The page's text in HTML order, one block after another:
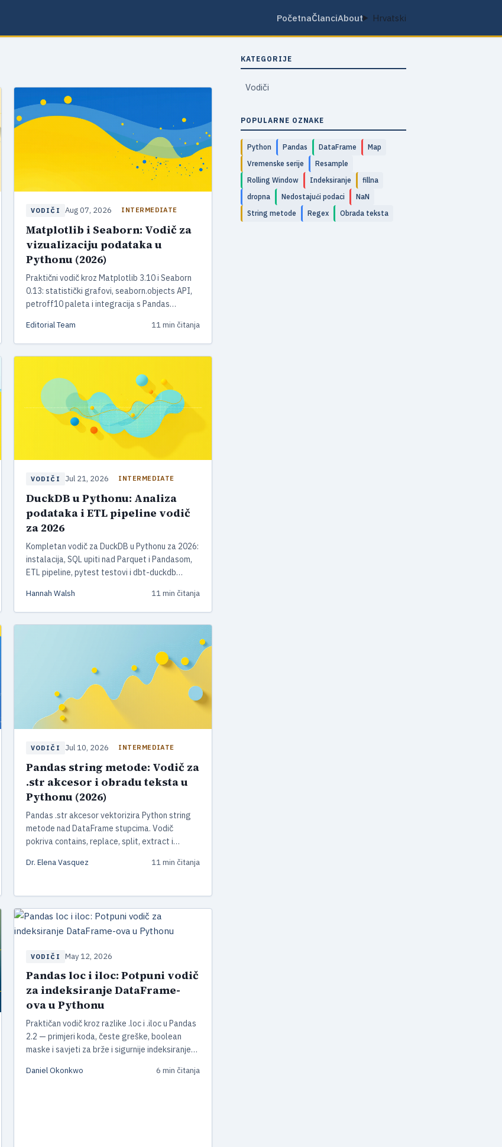
PočetnaČlanciAbout Hrvatski
VODIČI Aug 07, 2026 INTERMEDIATE
Matplotlib i Seaborn: Vodič za
vizualizaciju podataka u
Pythonu (2026)
Praktični vodič kroz Matplotlib 3.10 i Seaborn
0.13: statistički grafovi, seaborn.objects API,
petroff10 paleta i integracija s Pandas
Editorial Team 11 min čitanja
VODIČI Jul 21, 2026 INTERMEDIATE
DuckDB u Pythonu: Analiza
podataka i ETL pipeline vodič
za 2026
Kompletan vodič za DuckDB u Pythonu za 2026:
instalacija, SQL upiti nad Parquet i Pandasom,
ETL pipeline, pytest testovi i dbt-duckdb
Hannah Walsh 11 min čitanja
VODIČI Jul 10, 2026 INTERMEDIATE
Pandas string metode: Vodič za
.str akcesor i obradu teksta u
Pythonu (2026)
Pandas .str akcesor vektorizira Python string
metode nad DataFrame stupcima. Vodič
pokriva contains, replace, split, extract i
koda.
Dr. Elena Vasquez 11 min čitanja
VODIČI May 12, 2026
Pandas loc i iloc: Potpuni vodič
za indeksiranje DataFrame-
ova u Pythonu
Praktičan vodič kroz razlike .loc i .iloc u Pandas
2.2 — primjeri koda, česte greške, boolean
maske i savjeti za brže i sigurnije indeksiranje
Daniel Okonkwo 6 min čitanja
KATEGORIJE
Vodiči
POPULARNE OZNAKE
Python Pandas DataFrame
Map
Vremenske serije
Resample
Rolling Window
Indeksiranje
fillna
dropna
Nedostajući podaci
NaN
String metode
Regex Obrada teksta